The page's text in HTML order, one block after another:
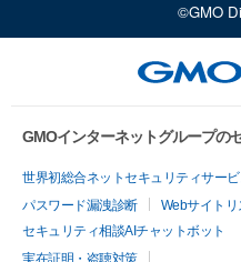
©GMO
GMOインターネットグループの
世界初総合ネットセキュリティサービ
パスワード漏洩診断
Webサイト
セキュリティ相談AIチャットボット
実在証明・盗聴対策